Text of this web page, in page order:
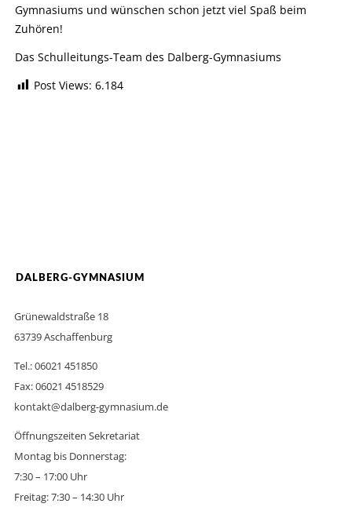
Gymnasiums und wünschen schon jetzt viel Spaß beim
Zuhören!
Das Schulleitungs-Team des Dalberg-Gymnasiums
Post Views: 6.184
DALBERG-GYMNASIUM
Grünewaldstraße 18
63739 Aschaffenburg
Tel.: 06021 451850
Fax: 06021 4518529
kontakt@dalberg-gymnasium.de
Öffnungszeiten Sekretariat
Montag bis Donnerstag:
7:30 – 17:00 Uhr
Freitag: 7:30 – 14:30 Uhr